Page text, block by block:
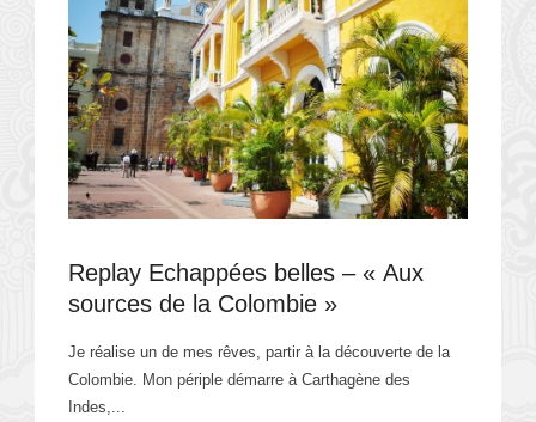
Replay Echappées belles – « Aux
sources de la Colombie »
Je réalise un de mes rêves, partir à la découverte de la
Colombie. Mon périple démarre à Carthagène des
Indes,...